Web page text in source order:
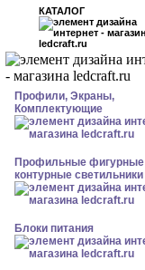
КАТАЛОГ
Профили, Экраны,
Комплектующие
Профильные фигурные
контурные светильники
Блоки питания